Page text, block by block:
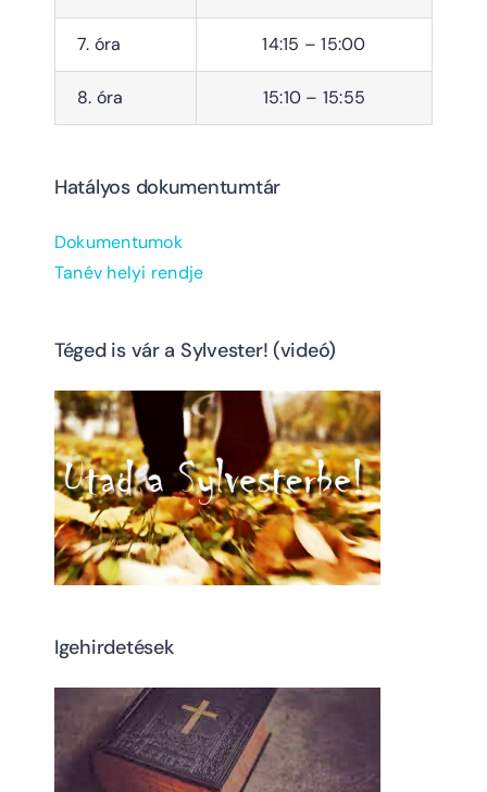
7. óra 14:15 – 15:00
8. óra 15:10 – 15:55
Hatályos dokumentumtár
Dokumentumok
Tanév helyi rendje
Téged is vár a Sylvester! (videó)
Igehirdetések